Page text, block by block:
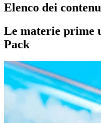
Elenco dei
Le materie prime
Pack